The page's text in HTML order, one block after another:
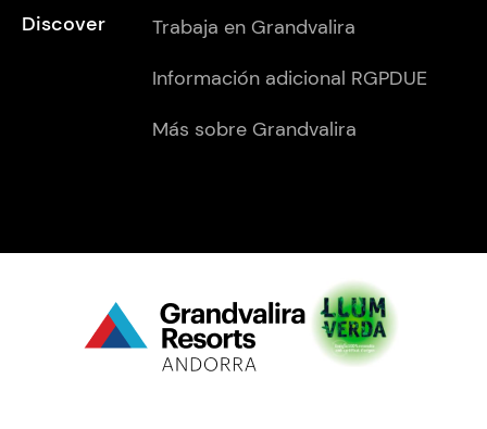
Discover
Trabaja en Grandvalira
Información adicional RGPDUE
Más sobre Grandvalira